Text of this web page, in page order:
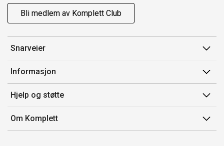
Bli medlem av Komplett Club
Snarveier
Min side
Ordreoversikt
Flex
Komplett Club
Informasjon
Salgsbetingelser
Medlemsvilkår for Komplett Club
Merker/produsent
Hjelp og støtte
Kontakt oss
Kundeservice
Om Komplett